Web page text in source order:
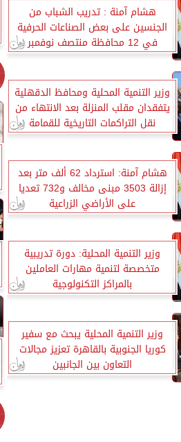
هشام آمنة : تدريب الشباب من
الجنسين على بعض الصناعات الحرفية
في 12 محافظة منتصف نوفمبر
القادم
وزير التنمية المحلية ومحافظ الدقهلية
يتفقدان مقلب المنزلة بعد الانتهاء من
نقل التراكمات التاريخية للقمامة
هشام آمنة: استرداد 62 ألف متر بعد
إزالة 3503 مبنى مخالف و732 تعديا
على الأراضي الزراعية
وزير التنمية المحلية: دورة تدريبية
متخصصة لتنمية مهارات العاملين
بالمراكز التكنولوجية
وزير التنمية المحلية يبحث مع سفير
كوريا الجنوبية بالقاهرة تعزيز مجالات
التعاون بين الجانبين